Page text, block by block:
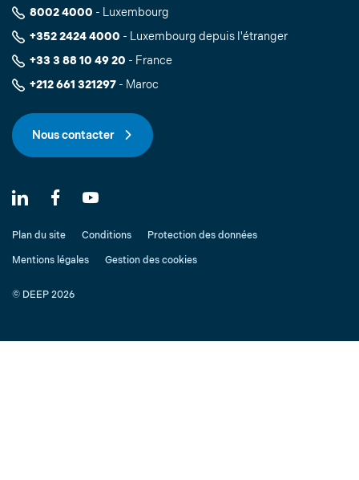
8002 4000 - Luxembourg
+352 2424 4000 - Luxembourg depuis l'étranger
+33 3 88 10 49 20 - France
+212 661 321297 - Maroc
Nous contacter
Plan du site Conditions Protection des données
Mentions légales Gestion des cookies
© DEEP 2026